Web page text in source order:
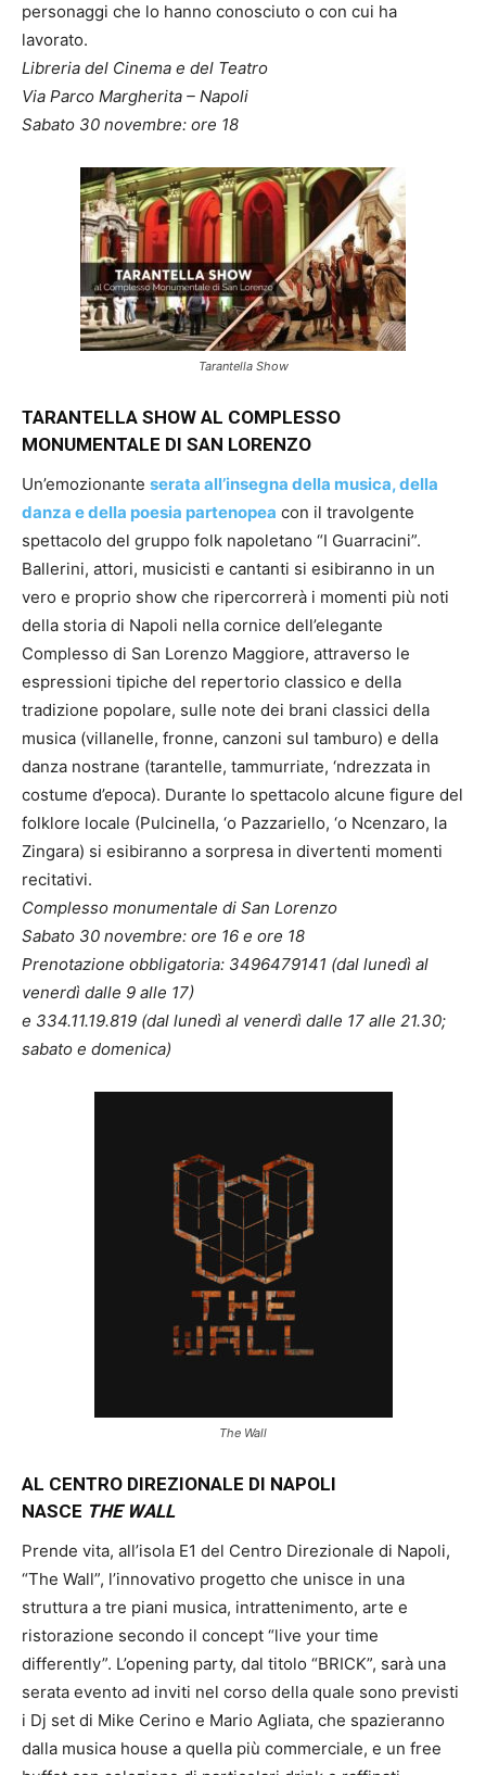
personaggi che lo hanno conosciuto o con cui ha
lavorato.
Libreria del Cinema e del Teatro
Via Parco Margherita – Napoli
Sabato 30 novembre: ore 18
Tarantella Show
TARANTELLA SHOW AL COMPLESSO
MONUMENTALE DI SAN LORENZO
Un’emozionante serata all’insegna della musica, della
danza e della poesia partenopea con il travolgente
spettacolo del gruppo folk napoletano “I Guarracini”.
Ballerini, attori, musicisti e cantanti si esibiranno in un
vero e proprio show che ripercorrerà i momenti più noti
della storia di Napoli nella cornice dell’elegante
Complesso di San Lorenzo Maggiore, attraverso le
espressioni tipiche del repertorio classico e della
tradizione popolare, sulle note dei brani classici della
musica (villanelle, fronne, canzoni sul tamburo) e della
danza nostrane (tarantelle, tammurriate, ‘ndrezzata in
costume d’epoca). Durante lo spettacolo alcune figure del
folklore locale (Pulcinella, ‘o Pazzariello, ‘o Ncenzaro, la
Zingara) si esibiranno a sorpresa in divertenti momenti
recitativi.
Complesso monumentale di San Lorenzo
Sabato 30 novembre: ore 16 e ore 18
Prenotazione obbligatoria: 3496479141 (dal lunedì al
venerdì dalle 9 alle 17)
e 334.11.19.819 (dal lunedì al venerdì dalle 17 alle 21.30;
sabato e domenica)
The Wall
AL CENTRO DIREZIONALE DI NAPOLI
NASCE THE WALL
Prende vita, all’isola E1 del Centro Direzionale di Napoli,
“The Wall”, l’innovativo progetto che unisce in una
struttura a tre piani musica, intrattenimento, arte e
ristorazione secondo il concept “live your time
differently”. L’opening party, dal titolo “BRICK”, sarà una
serata evento ad inviti nel corso della quale sono previsti
i Dj set di Mike Cerino e Mario Agliata, che spazieranno
dalla musica house a quella più commerciale, e un free